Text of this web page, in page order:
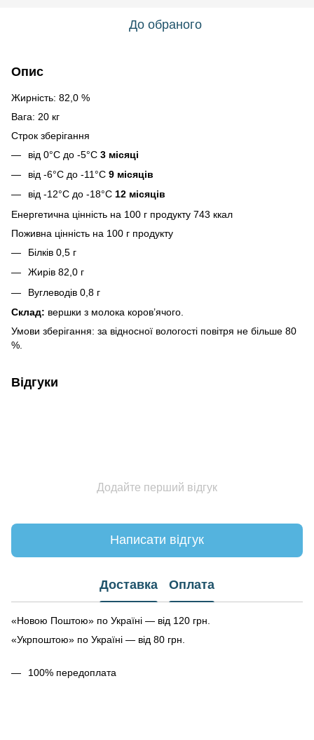
До обраного
Опис
Жирність: 82,0 %
Вага: 20 кг
Строк зберігання
від 0°C до -5°C 3 місяці
від -6°C до -11°C 9 місяців
від -12°C до -18°C 12 місяців
Енергетична цінність на 100 г продукту 743 ккал
Поживна цінність на 100 г продукту
Білків 0,5 г
Жирів 82,0 г
Вуглеводів 0,8 г
Склад: вершки з молока коров’ячого.
Умови зберігання: за відносної вологості повітря не більше 80
%.
Відгуки
Додайте перший відгук
Написати відгук
Доставка Оплата
«Новою Поштою» по Україні — від 120 грн.
«Укрпоштою» по Україні — від 80 грн.
100% передоплата